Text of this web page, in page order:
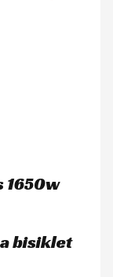
bisiklet